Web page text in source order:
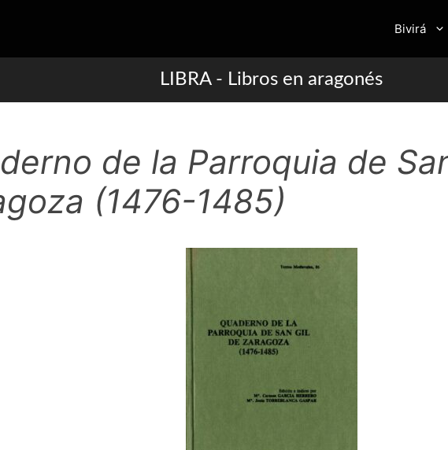
Bivirá
LIBRA - Libros en aragonés
de la Parroquia de
(1476-1485)